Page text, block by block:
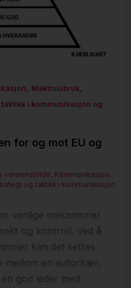
, Maktmisbruk,
i kommunikasjon og
for og mot EU og
verdensbilde, Kommunikasjon,
og taktikk i kommunikasjon
vanlige mekanismer
og kontroll. Ved å
kan det settes
mellom en autoritær,
god leder med